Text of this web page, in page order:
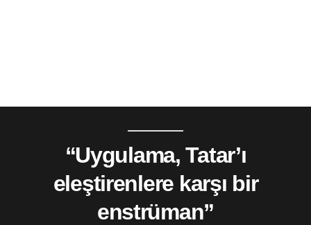
“Uygulama, Tatar’ı
eleştirenlere karşı bir
enstrüman”